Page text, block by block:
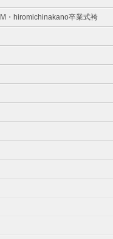
・hiromichinakano卒業式袴